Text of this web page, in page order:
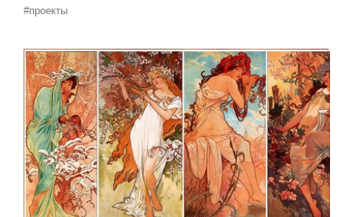
#проекты